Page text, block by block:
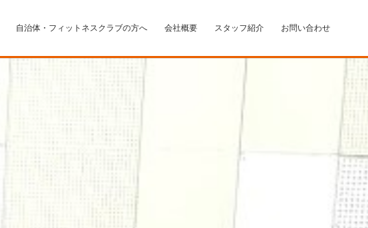
自治体・フィットネスクラブの方へ 会社概要 スタッフ紹介 お問い合わせ